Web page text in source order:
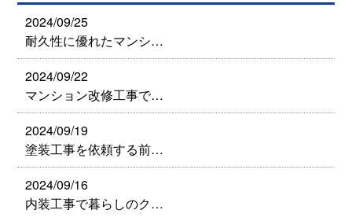
2024/09/25
耐久性に優れたマンシ…
2024/09/22
マンション改修工事で…
2024/09/19
塗装工事を依頼する前…
2024/09/16
内装工事で暮らしのク…